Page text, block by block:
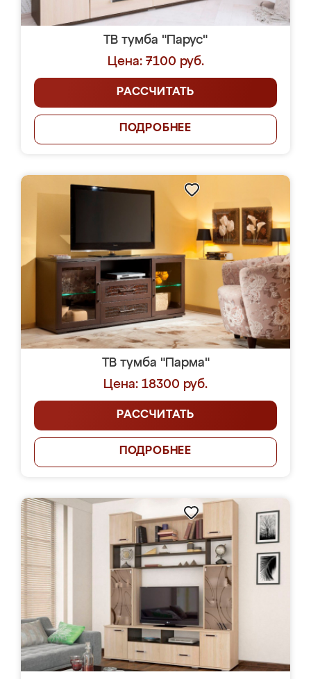
ТВ тумба "Парус"
Цена: 7100 руб.
РАССЧИТАТЬ
ПОДРОБНЕЕ
ТВ тумба "Парма"
Цена: 18300 руб.
РАССЧИТАТЬ
ПОДРОБНЕЕ